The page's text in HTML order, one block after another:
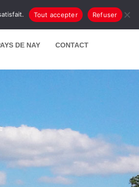
DE NAY CONTACT
Tout accepter Refuser